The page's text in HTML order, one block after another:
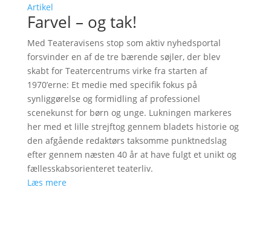
Artikel
Farvel – og tak!
Med Teateravisens stop som aktiv nyhedsportal
forsvinder en af de tre bærende søjler, der blev
skabt for Teatercentrums virke fra starten af
1970’erne: Et medie med specifik fokus på
synliggørelse og formidling af professionel
scenekunst for børn og unge. Lukningen markeres
her med et lille strejftog gennem bladets historie og
den afgående redaktørs taksomme punktnedslag
efter gennem næsten 40 år at have fulgt et unikt og
fællesskabsorienteret teaterliv.
Læs mere